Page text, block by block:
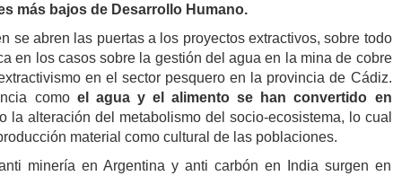
más bajos de Desarrollo Humano.
se abren las puertas a los proyectos extractivos, sobre todo
en los casos sobre la gestión del agua en la mina de cobre
en el sector pesquero en la provincia de Cádiz.
como el agua y el alimento se han convertido en
la alteración del metabolismo del socio-ecosistema, lo cual
material como cultural de las poblaciones.
minería en Argentina y anti carbón en India surgen en